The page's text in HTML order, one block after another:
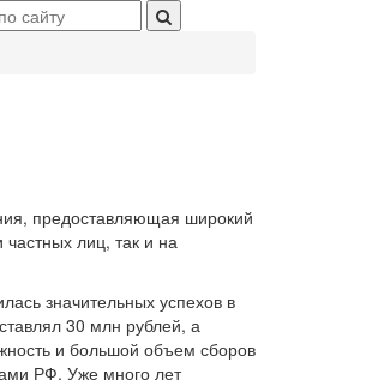
предоставляющая широкий
лиц, так и на
значительных успехов в
30 млн рублей, а
и большой объем сборов
РФ. Уже много лет